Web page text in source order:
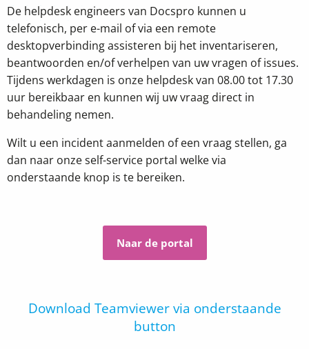
De helpdesk engineers van Docspro kunnen u
telefonisch, per e-mail of via een remote
desktopverbinding assisteren bij het inventariseren,
beantwoorden en/of verhelpen van uw vragen of issues.
Tijdens werkdagen is onze helpdesk van 08.00 tot 17.30
uur bereikbaar en kunnen wij uw vraag direct in
behandeling nemen.
Wilt u een incident aanmelden of een vraag stellen, ga
dan naar onze self-service portal welke via
onderstaande knop is te bereiken.
Naar de portal
Download Teamviewer via onderstaande
button